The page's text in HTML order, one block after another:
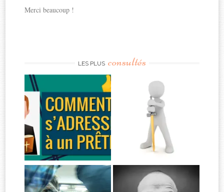
Merci beaucoup !
LES PLUS consultés